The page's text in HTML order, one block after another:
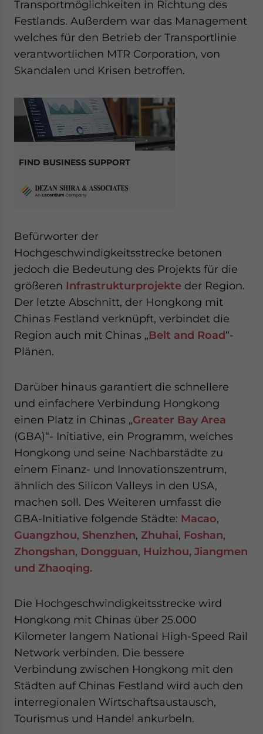
Transportmöglichkeiten in Richtung des
Festlands. Außerdem war das Management
welches für den Betrieb der Transportlinie
verantwortlichen MTR Corporation, von
Skandalen und Krisen betroffen.
FIND BUSINESS SUPPORT
Befürworter der
Hochgeschwindigkeitsstrecke betonen
jedoch die Bedeutung des Projekts für die
größeren Infrastrukturprojekte der Region.
Der letzte Abschnitt, der Hongkong mit
Chinas Festland verknüpft, verbindet die
Region auch mit Chinas „Belt and Road“-
Plänen.
Darüber hinaus garantiert die schnellere
und einfachere Verbindung Hongkong
einen Platz in Chinas „Greater Bay Area
(GBA)“- Initiative, ein Programm, welches
Hongkong und seine Nachbarstädte zu
einem Finanz- und Innovationszentrum,
ähnlich des Silicon Valleys in den USA,
machen soll. Des Weiteren umfasst die
GBA-Initiative folgende Städte: Macao,
Guangzhou, Shenzhen, Zhuhai, Foshan,
Zhongshan, Dongguan, Huizhou, Jiangmen
und Zhaoqing.
Die Hochgeschwindigkeitsstrecke wird
Hongkong mit Chinas über 25.000
Kilometer langem National High-Speed Rail
Network verbinden. Die bessere
Verbindung zwischen Hongkong mit den
Städten auf Chinas Festland wird auch den
interregionalen Wirtschaftsaustausch,
Tourismus und Handel ankurbeln.